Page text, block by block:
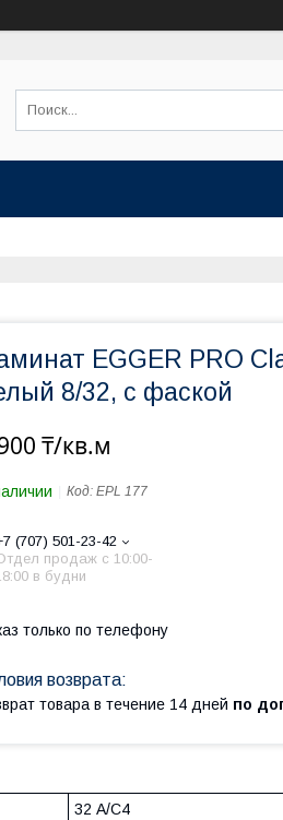
EGGER PRO
8/32, с фаской
₸/кв.м
Код: EPL 177
(707) 501-23-42
продаж c 10:00-
в будни
только по телефону
товара в течение 14 дней по
32 А/С4